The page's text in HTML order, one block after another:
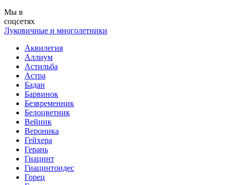
Мы в
соцсетях
Луковичные и многолетники
Аквилегия
Аллиум
Астильба
Астра
Бадан
Барвинок
Безвременник
Белоцветник
Вейник
Вероника
Гейхера
Герань
Гиацинт
Гиацинтоидес
Горец